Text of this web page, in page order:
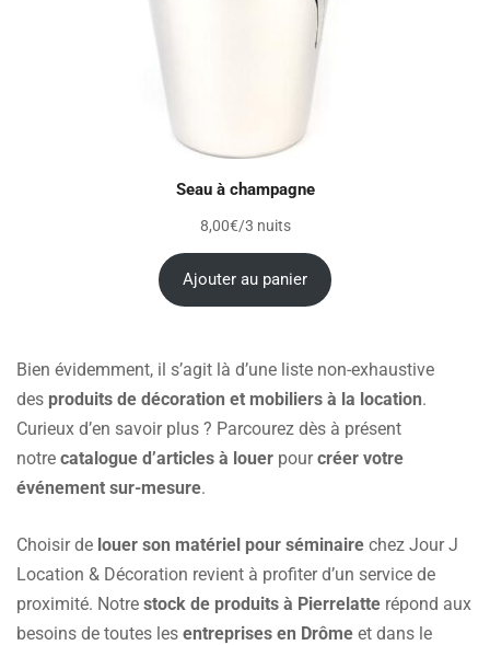
Seau à champagne
8,00€/3 nuits
Ajouter au panier
Bien évidemment, il s’agit là d’une liste non-exhaustive
des produits de décoration et mobiliers à la location.
Curieux d’en savoir plus ? Parcourez dès à présent
notre catalogue d’articles à louer pourcréer votre
événement sur-mesure.
Choisir de louer son matériel pour séminaire chez Jour J
Location & Décoration revient à profiter d’un service de
proximité. Notre stock de produits à Pierrelatte répond aux
besoins de toutes les entreprises en Drôme et dans le